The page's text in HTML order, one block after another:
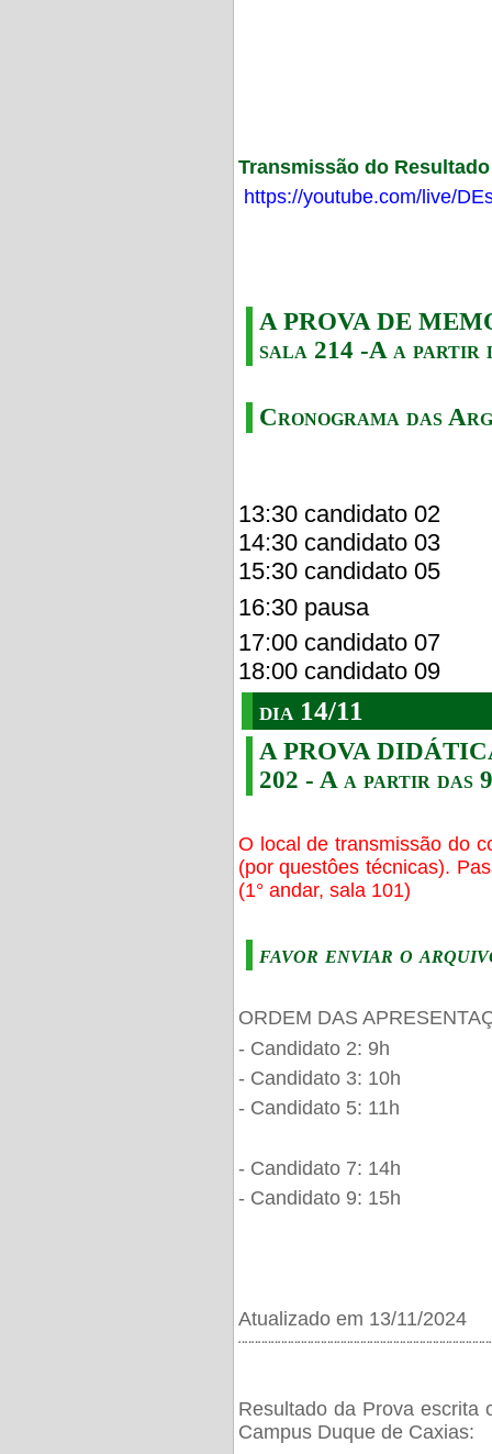
Transmissão do
https://youtube.com/live/
A PROVA DE
sala 214 -A a partir
Cronograma das
13:30 candidato 02
14:30 candidato 03
15:30 candidato 05
16:30 pausa
17:00 candidato 07
18:00 candidato 09
dia 14/11
A PROVA
202 - A a partir das
O local de transmissão do
(por questôes técnicas).
(1° andar, sala 101)
favor enviar o
ORDEM DAS
- Candidato 2: 9h
- Candidato 3: 10h
- Candidato 5: 11h
- Candidato 7: 14h
- Candidato 9: 15h
Atualizado em 13/11/2024
Resultado da Prova escrita
Campus Duque de Caxias: